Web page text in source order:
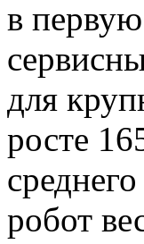
в
для
росте
робот